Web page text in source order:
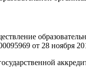
от 28 ноября